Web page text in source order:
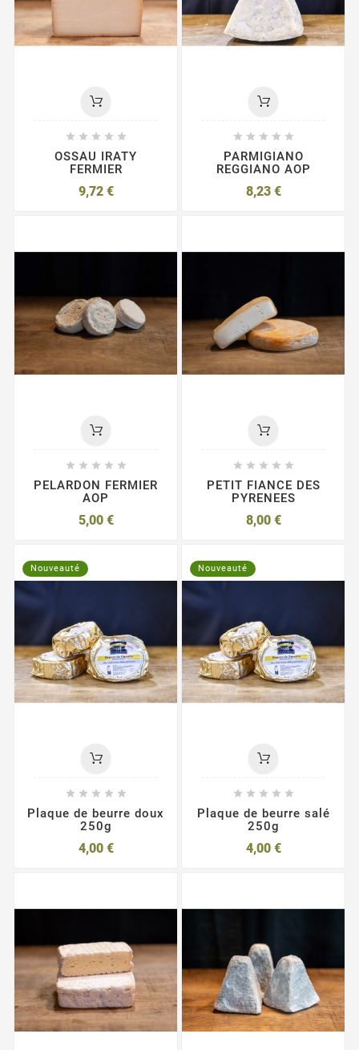
    
OSSAU IRATY
FERMIER
9,72 €
    
PARMIGIANO
REGGIANO AOP
8,23 €
    
PELARDON FERMIER
AOP
5,00 €
    
PETIT FIANCE DES
PYRENEES
8,00 €
Nouveauté
    
Plaque de beurre doux
250g
4,00 €
Nouveauté
    
Plaque de beurre salé
250g
4,00 €